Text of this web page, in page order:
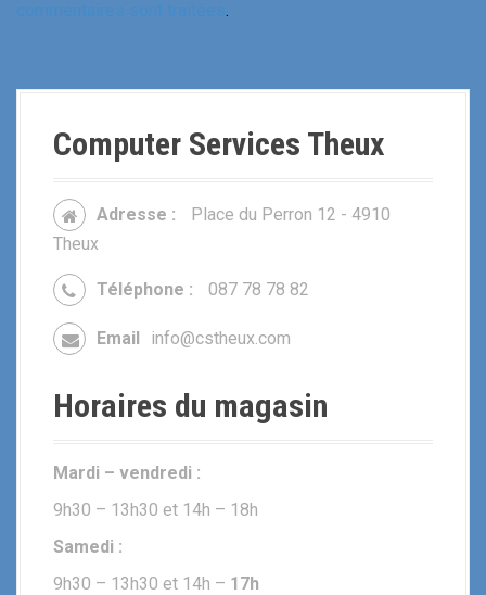
.
Computer Services Theux
Adresse :
Place du Perron 12 - 4910
Theux
Téléphone : 087 78 78 82
Email info@cstheux.com
Horaires du magasin
Mardi – vendredi :
9h30 – 13h30 et 14h – 18h
Samedi :
9h30 – 13h30 et 14h – 17h